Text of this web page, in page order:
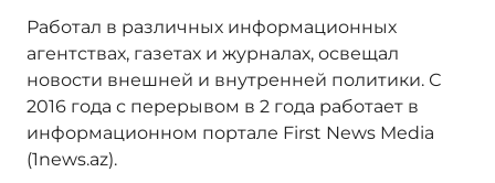
Работал в различных информационных
агентствах, газетах и журналах, освещал
новости внешней и внутренней политики. С
2016 года с перерывом в 2 года работает в
информационном портале First News Media
(1news.az).